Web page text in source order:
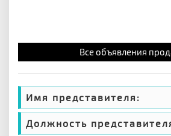
Все объявления
Имя представителя:
Должность